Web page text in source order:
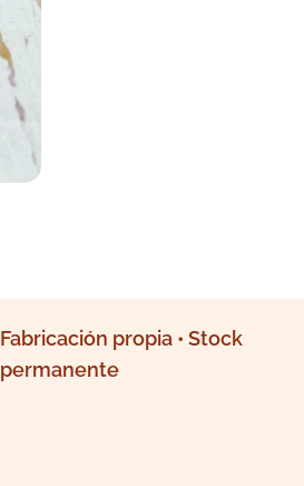
Fabricación propia • Stock
permanente